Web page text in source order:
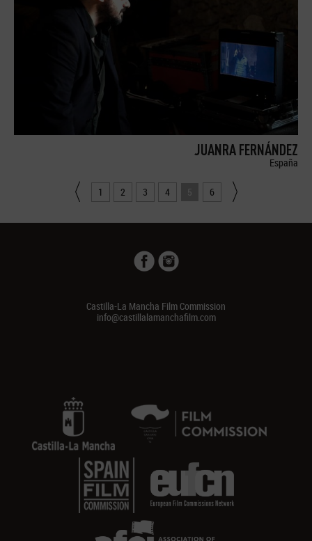
JUANRA FERNÁNDEZ
España
1 2 3 4 5 6
Castilla-La Mancha Film Commission
info@castillalamanchafilm.com